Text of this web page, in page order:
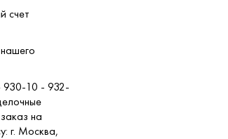
счет
930-10 - 932-
на
г. Москва,